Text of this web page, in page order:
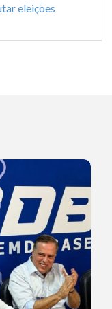
eleições